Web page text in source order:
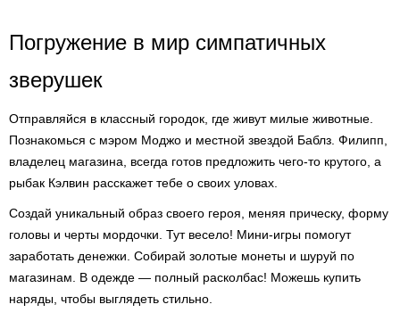
Погружение в мир симпатичных
зверушек
Отправляйся в классный городок, где живут милые животные.
Познакомься с мэром Моджо и местной звездой Баблз. Филипп,
владелец магазина, всегда готов предложить чего-то крутого, а
рыбак Кэлвин расскажет тебе о своих уловах.
Создай уникальный образ своего героя, меняя прическу, форму
головы и черты мордочки. Тут весело! Мини-игры помогут
заработать денежки. Собирай золотые монеты и шуруй по
магазинам. В одежде — полный расколбас! Можешь купить
наряды, чтобы выглядеть стильно.